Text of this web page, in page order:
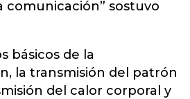
sostuvo
básicos de la
la transmisión del patrón
del calor corporal y